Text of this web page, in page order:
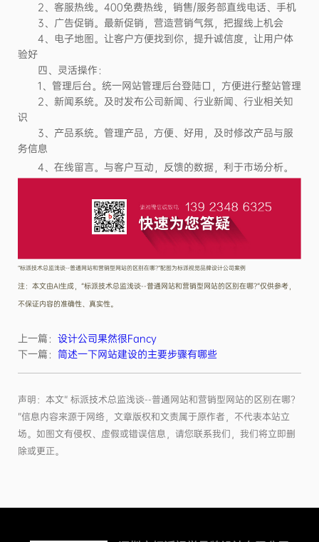
2、客服热线。400免费热线，销售/服务部直线电话、手机
3、广告促销。最新促销，营造营销气氛，把握线上机会
4、电子地图。让客户方便找到你，提升诚信度，让用户体
验好
四、灵活操作：
1、管理后台。统一网站管理后台登陆口，方便进行整站管理
2、新闻系统。及时发布公司新闻、行业新闻、行业相关知
识
3、产品系统。管理产品，方便、好用，及时修改产品与服
务信息
4、在线留言。与客户互动，反馈的数据，利于市场分析。
“标派技术总监浅谈--普通网站和营销型网站的区别在哪?”配图为标派视觉品牌设计公司案例
注：本文由AI生成，“标派技术总监浅谈--普通网站和营销型网站的区别在哪?”仅供参考，
不保证内容的准确性、真实性。
上一篇： 设计公司果然很Fancy
下一篇： 简述一下网站建设的主要步骤有哪些
声明：本文“ 标派技术总监浅谈--普通网站和营销型网站的区别在哪?
”信息内容来源于网络，文章版权和文责属于原作者，不代表本站立
场。如图文有侵权、虚假或错误信息，请您联系我们，我们将立即删
除或更正。